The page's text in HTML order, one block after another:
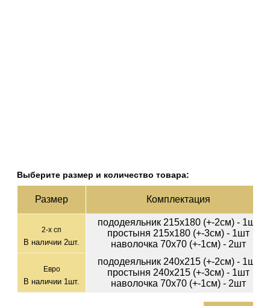
Выберите размер и количество товара:
Раз­мер Ком­плек­тация
2-х сп
В наличии 2шт.
пододеяльник 215х180 (+-2см) - 1шт
простыня 215х180 (+-3см) - 1шт
наволочка 70х70 (+-1см) - 2шт
Евро
В наличии 1шт.
пододеяльник 240х215 (+-2см) - 1шт
простыня 240х215 (+-3см) - 1шт
наволочка 70х70 (+-1см) - 2шт